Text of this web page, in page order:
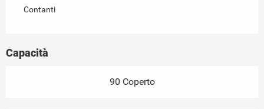
Contanti
Capacità
90 Coperto